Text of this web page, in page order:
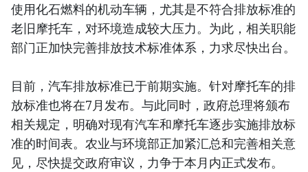
使用化石燃料的机动车辆，尤其是不符合排放标准的
老旧摩托车，对环境造成较大压力。为此，相关职能
部门正加快完善排放技术标准体系，力求尽快出台。
目前，汽车排放标准已于前期实施。针对摩托车的排
放标准也将在7月发布。与此同时，政府总理将颁布
相关规定，明确对现有汽车和摩托车逐步实施排放标
准的时间表。农业与环境部正加紧汇总和完善相关意
见，尽快提交政府审议，力争于本月内正式发布。